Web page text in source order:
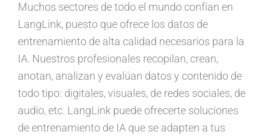
Muchos sectores de todo el mundo confían en
LangLink, puesto que ofrece los datos de
entrenamiento de alta calidad necesarios para la
IA. Nuestros profesionales recopilan, crean,
anotan, analizan y evalúan datos y contenido de
todo tipo: digitales, visuales, de redes sociales, de
audio, etc. LangLink puede ofrecerte soluciones
de entrenamiento de IA que se adapten a tus